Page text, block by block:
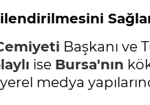
Başkanı ve
ise Bursa'nın
medya